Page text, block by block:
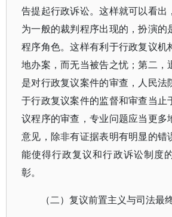
告提起行政诉讼。这样就可以看出
为一般的裁判程序出现的，扮演的
程序角色。这样有利于行政复议机
地办案，而无当被告之忧；第二，
是对行政复议案件的审查，人民法
于行政复议案件的监督和审查当止
议程序的审查，专业问题应当更多
意见，除非有证据表明有明显的错
能使得行政复议和行政诉讼制度
彰。
（二）复议前置主义与司法最